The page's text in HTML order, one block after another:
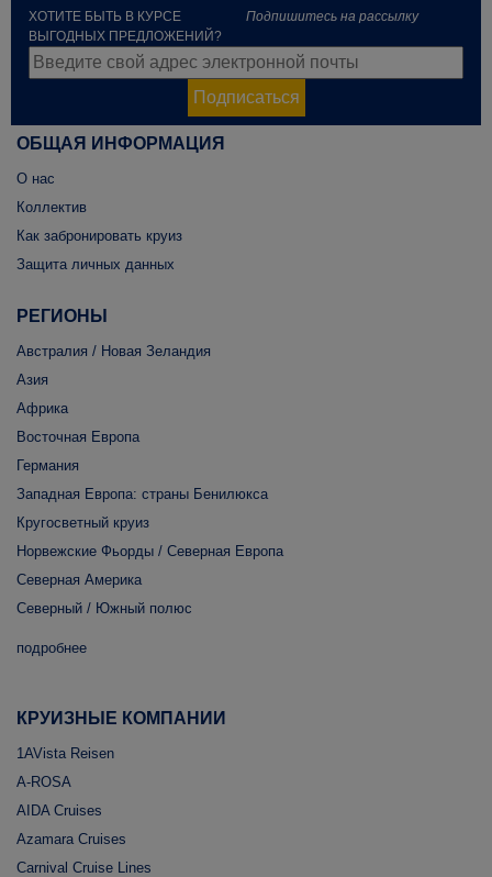
ХОТИТЕ БЫТЬ В КУРСЕ
ВЫГОДНЫХ ПРЕДЛОЖЕНИЙ?
Подпишитесь на рассылку
Подписаться
ОБЩАЯ ИНФОРМАЦИЯ
О нас
Коллектив
Как забронировать круиз
Защита личных данных
РЕГИОНЫ
Австралия / Новая Зеландия
Азия
Африка
Восточная Европа
Германия
Западная Европа: страны Бенилюкса
Кругосветный круиз
Норвежские Фьорды / Северная Европа
Северная Америка
Северный / Южный полюс
подробнее
КРУИЗНЫЕ КОМПАНИИ
1AVista Reisen
A-ROSA
AIDA Cruises
Azamara Cruises
Carnival Cruise Lines